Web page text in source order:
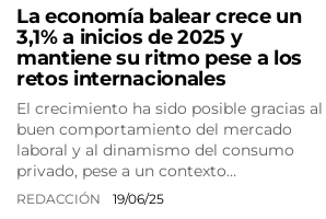
La economía balear crece un
3,1% a inicios de 2025 y
mantiene su ritmo pese a los
retos internacionales
El crecimiento ha sido posible gracias al
buen comportamiento del mercado
laboral y al dinamismo del consumo
privado, pese a un contexto…
REDACCIÓN 19/06/25